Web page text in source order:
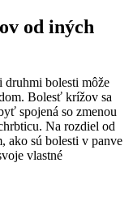
od iných
bolesti môže
Bolesť krížov sa
spojená so zmenou
Na rozdiel od
ako sú bolesti v panve
vlastné